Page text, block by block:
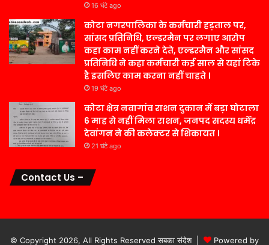
16 घंटे ago
कोटा नगरपालिका के कर्मचारी हड़ताल पर,
सांसद प्रतिनिधि, एल्डरमैन पर लगाए आरोप
कहा काम नहीं करने देते, एल्डरमैन और सांसद
प्रतिनिधि ने कहा कर्मचारी कई साल से यहां टिके
है इसलिए काम करना नहीं चाहते ।
19 घंटे ago
कोटा क्षेत्र नवागांव राशन दुकान में बड़ा घोटाला
6 माह से नहीं मिला राशन, जनपद सदस्य धर्मेंद्र
देवांगन ने की कलेक्टर से शिकायत ।
21 घंटे ago
Contact Us –
© Copyright 2026, All Rights Reserved सबका संदेश | Powered by